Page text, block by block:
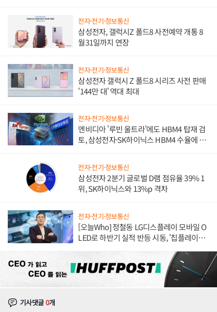
전자·전기·정보통신
삼성전자, 갤럭시Z 폴드8 사전예약 개통 8
월31일까지 연장
전자·전기·정보통신
삼성전자 갤럭시 Z 폴드8 시리즈 사전 판매
'144만 대' 역대 최대
전자·전기·정보통신
엔비디아 '루빈 울트라'에도 HBM4 탑재 검
토, 삼성전자·SK하이닉스 HBM4 수율에 주
전자·전기·정보통신
삼성전자 2분기 글로벌 D램 점유율 39% 1
위, SK하이닉스와 13%p 격차
전자·전기·정보통신
[오늘Who] 정철동 LG디스플레이 모바일 O
LED로 하반기 실적 반등 시동, '칩플레이
기사댓글0개